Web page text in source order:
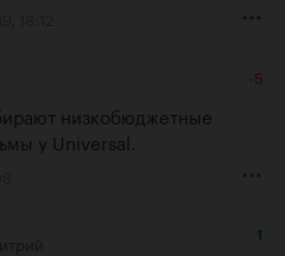
-5
низкобюджетные
у Universal.
1